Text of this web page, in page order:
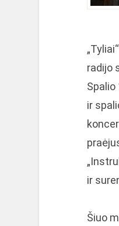
radijo
Spalio
ir
ir
Šiuo